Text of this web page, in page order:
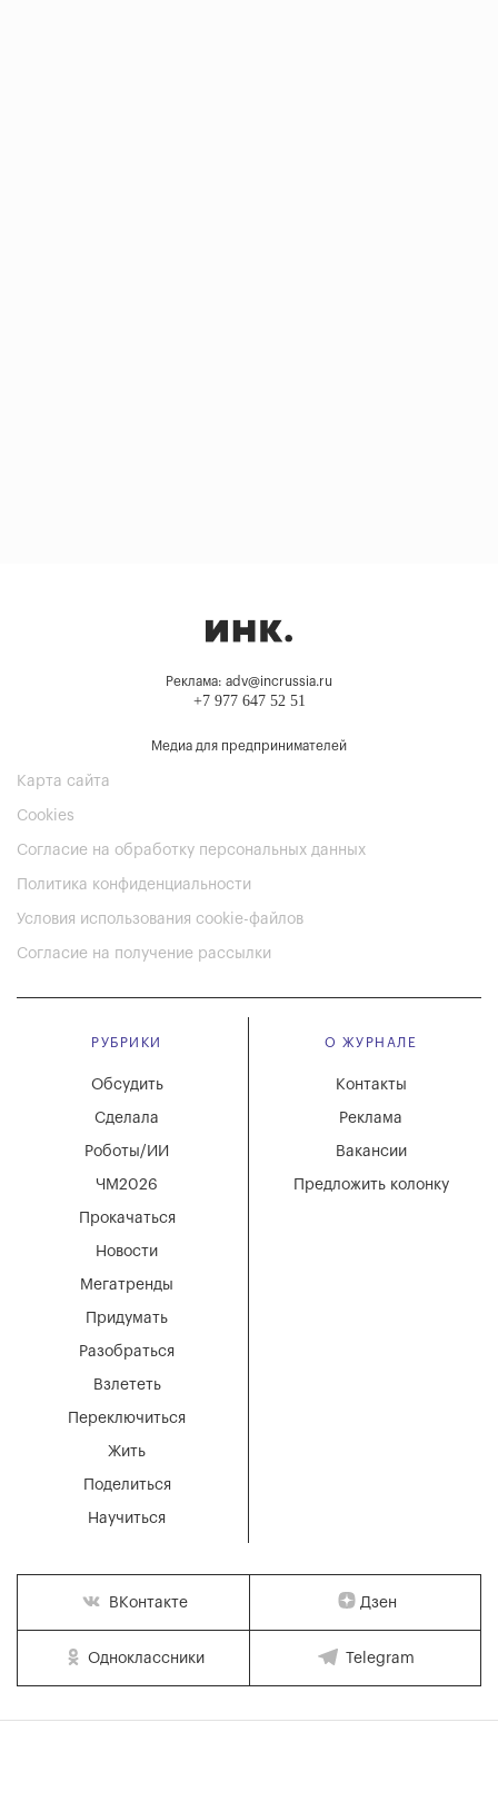
Реклама: adv@incrussia.ru
+7 977 647 52 51
Медиа для предпринимателей
Карта сайта
Cookies
Согласие на обработку персональных данных
Политика конфиденциальности
Условия использования cookie-файлов
Согласие на получение рассылки
РУБРИКИ
Мегатренды
Придумать
Разобраться
Взлететь
Новости
Переключиться
Жить
Поделиться
Научиться
Обсудить
Сделала
Роботы/ИИ
ЧМ2026
Прокачаться
О ЖУРНАЛЕ
Вакансии
Реклама
Контакты
Предложить колонку
ВКонтакте Дзен
Одноклассники Telegram